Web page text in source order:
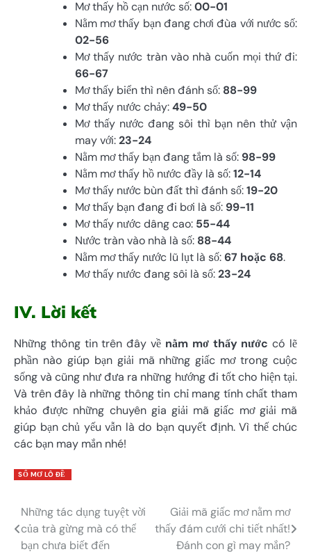
Mơ thấy hồ cạn nước số:00-01
Nằm mơ thấy bạn đang chơi đùa với nước số:
02-56
Mơ thấy nước tràn vào nhà cuốn mọi thứ đi:
66-67
Mơ thấy biển thì nên đánh số: 88-99
Mơ thấy nước chảy:49-50
Mơ thấy nước đang sôi thì bạn nên thử vận
may với:23-24
Nằm mơ thấy bạn đang tắm là số: 98-99
Nằm mơ thấy hồ nước đầy là số:12-14
Mơ thấy nước bùn đất thì đánh số:19-20
Mơ thấy bạn đang đi bơi là số: 99-11
Mơ thấy nước dâng cao: 55-44
Nước tràn vào nhà là số: 88-44
Nằm mơ thấy nước lũ lụt là số:67 hoặc 68.
Mơ thấy nước đang sôi là số:23-24
IV. Lời kết
Những thông tin trên đây về nằm mơ thấy nước có lẽ
phần nào giúp bạn giải mã những giấc mơ trong cuộc
sống và cũng như đưa ra những hướng đi tốt cho hiện tại.
Và trên đây là những thông tin chỉ mang tính chất tham
khảo được những chuyên gia giải mã giấc mơ giải mã
giúp bạn chủ yếu vẫn là do bạn quyết định. Vì thế chúc
các bạn may mắn nhé!
SỔ MƠ LÔ ĐỀ
Điều
hướng
Những tác dụng tuyệt vời
của trà gừng mà có thể
bạn chưa biết đến
Giải mã giấc mơ nằm mơ
thấy đám cưới chi tiết nhất!
Đánh con gì may mắn?